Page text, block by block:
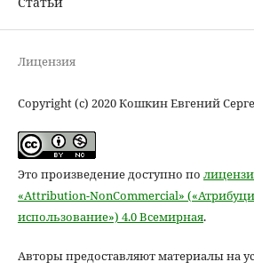
Лицензия
Copyright (c) 2020 Кошкин Евгений
Это произведение доступно по
«Attribution-NonCommercial»
использование») 4.0 Всемирная.
Авторы предоставляют материалы на